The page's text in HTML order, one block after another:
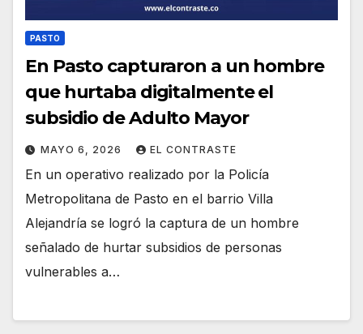
PASTO
En Pasto capturaron a un hombre
que hurtaba digitalmente el
subsidio de Adulto Mayor
MAYO 6, 2026 EL CONTRASTE
En un operativo realizado por la Policía
Metropolitana de Pasto en el barrio Villa
Alejandría se logró la captura de un hombre
señalado de hurtar subsidios de personas
vulnerables a…